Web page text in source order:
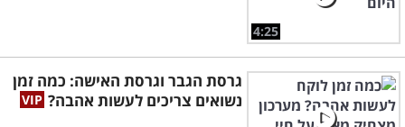
4:25
גרסת הגבר וגרסת האישה: כמה זמן
נשואים צריכים לעשות אהבה?